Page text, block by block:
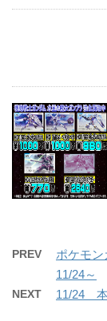
PREV
ポケモン
11/24～
NEXT 11/24 本